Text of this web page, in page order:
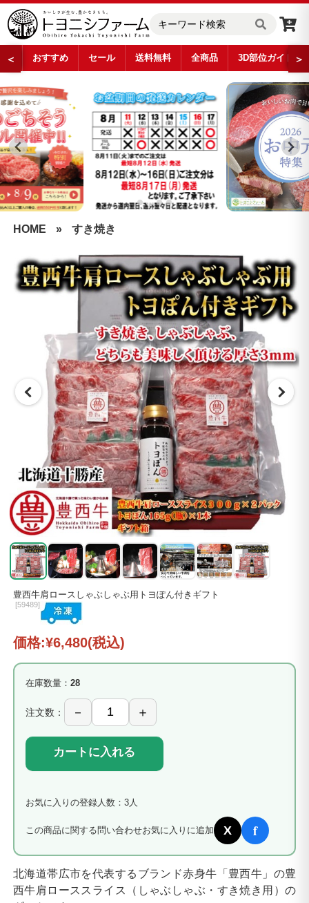
＜ おすすめ セール 送料無料 全商品 3D部位ガイド ＞
HOME » すき焼き
豊西牛肩ロースしゃぶしゃぶ用トヨぽん付きギフト
[59489]
価格:¥6,480(税込)
在庫数量： 28
注文数：
カートに入れる
お気に入りの登録人数：3人
この商品に関する問い合わせお気に入りに追加 X f
北海道帯広市を代表するブランド赤身牛「豊西牛」の豊
西牛肩ローススライス（しゃぶしゃぶ・すき焼き用）の